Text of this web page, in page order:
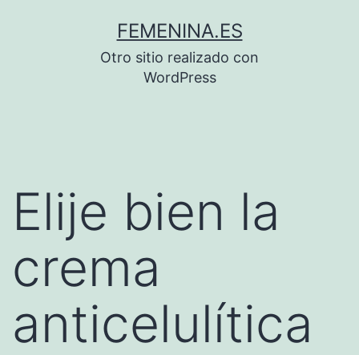
FEMENINA.ES
Otro sitio realizado con
WordPress
Elije bien la
crema
anticelulítica